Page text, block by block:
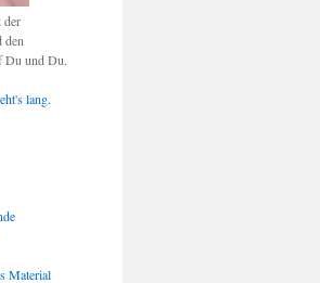
der
den
Du und Du.
lang.
Material